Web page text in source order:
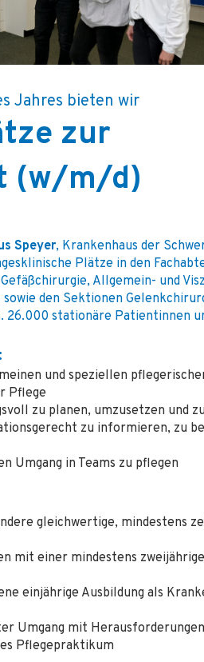
Jahres bieten wir
zur
(w/m/d)
Speyer, Krankenhaus der
Plätze in den
Allgemein- und
den Sektionen
26.000 stationäre Patientinnen
und speziellen
Pflege
zu planen, umzusetzen und
zu informieren, zu
Umgang in Teams zu pflegen
gleichwertige, mindestens
mit einer mindestens
einjährige Ausbildung als
Umgang mit Herausforderungen
Pflegepraktikum